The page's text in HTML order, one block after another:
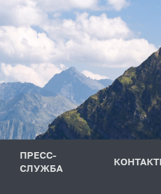
ПРЕСС-
СЛУЖБА